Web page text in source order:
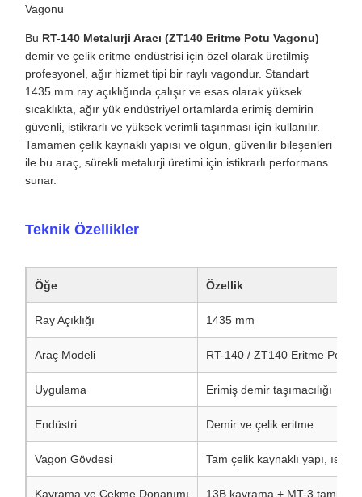
Öğe Özellik
Ray Açıklığı 1435 mm
Araç Modeli RT-140 / ZT140 Eritme Potu
Uygulama Erimiş demir taşımacılığı
Vagon Gövdesi
Kavrama ve Çekme Donanımı 13B kavrama + MT-3 tampon
Fren Sistemi 120 hava kontrol valfli tam
Fren Silindiri 14 inç fren silindiri
Hava Depoları 11 litrelik ve 60 litrelik hava
El Freni NSW el freni cihazı
Yürüyen Aksam Ağır hizmet tipi istikrarlı bogi